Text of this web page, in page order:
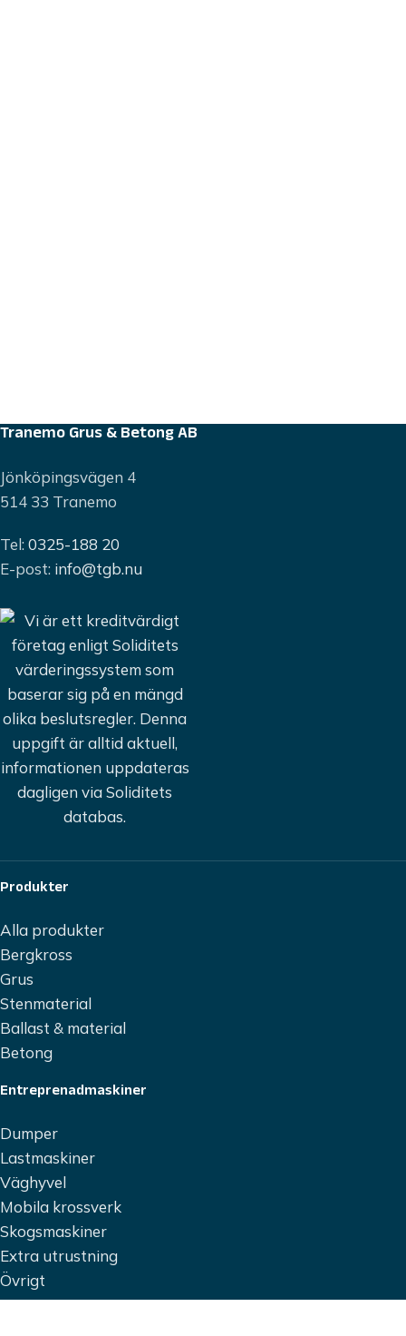
Tranemo Grus & Betong AB
Jönköpingsvägen 4
514 33 Tranemo
Tel: 0325-188 20
E-post: info@tgb.nu
Produkter
Alla produkter
Bergkross
Grus
Stenmaterial
Ballast & material
Betong
Entreprenadmaskiner
Dumper
Lastmaskiner
Väghyvel
Mobila krossverk
Skogsmaskiner
Extra utrustning
Övrigt